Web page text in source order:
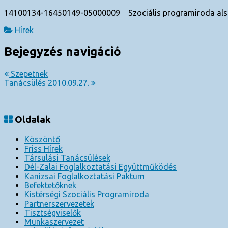
14100134-16450149-05000009 Szociális programiroda
Hírek
Bejegyzés navigáció
Szepetnek
Tanácsülés 2010.09.27.
Oldalak
Köszöntő
Friss Hírek
Társulási Tanácsülések
Dél-Zalai Foglalkoztatási Együttműködés
Kanizsai Foglalkoztatási Paktum
Befektetőknek
Kistérségi Szociális Programiroda
Partnerszervezetek
Tisztségviselők
Munkaszervezet